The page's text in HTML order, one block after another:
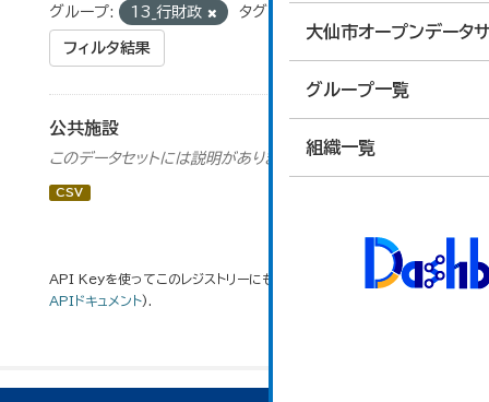
大仙市オープンデータ
グループ一覧
組織一覧
グループ: 13_行財政 タグ:
フィルタ結果
公共施設
このデータセットには説明がありません
CSV
API Keyを使ってこのレジストリーにもアクセス可能ですAPI(see
APIドキュメント).